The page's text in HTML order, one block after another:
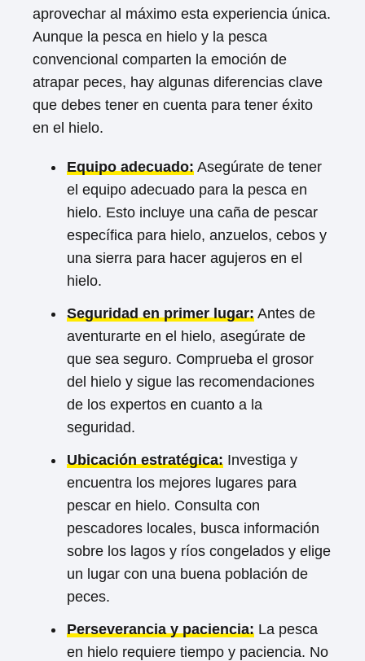
aprovechar al máximo esta experiencia única.
Aunque la pesca en hielo y la pesca
convencional comparten la emoción de
atrapar peces, hay algunas diferencias clave
que debes tener en cuenta para tener éxito
en el hielo.
Equipo adecuado: Asegúrate de tener
el equipo adecuado para la pesca en
hielo. Esto incluye una caña de pescar
específica para hielo, anzuelos, cebos y
una sierra para hacer agujeros en el
hielo.
Seguridad en primer lugar: Antes de
aventurarte en el hielo, asegúrate de
que sea seguro. Comprueba el grosor
del hielo y sigue las recomendaciones
de los expertos en cuanto a la
seguridad.
Ubicación estratégica: Investiga y
encuentra los mejores lugares para
pescar en hielo. Consulta con
pescadores locales, busca información
sobre los lagos y ríos congelados y elige
un lugar con una buena población de
peces.
Perseverancia y paciencia: La pesca
en hielo requiere tiempo y paciencia. No